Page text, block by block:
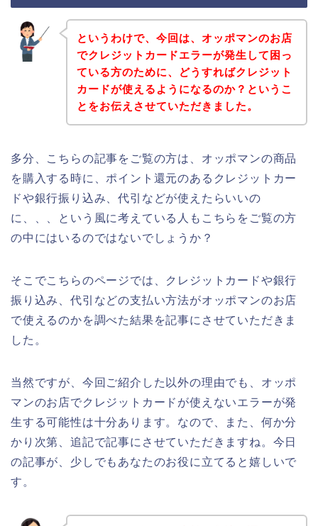
というわけで、今回は、オッポマンのお店
でクレジットカードエラーが発生して困っ
ている方のために、どうすればクレジット
カードが使えるようになるのか？というこ
とをお伝えさせていただきました。
多分、こちらの記事をご覧の方は、オッポマンの商品
を購入する時に、ポイント還元のあるクレジットカー
ドや銀行振り込み、代引などが使えたらいいの
に、、、という風に考えている人もこちらをご覧の方
の中にはいるのではないでしょうか？
そこでこちらのページでは、クレジットカードや銀行
振り込み、代引などの支払い方法がオッポマンのお店
で使えるのかを調べた結果を記事にさせていただきま
した。
当然ですが、今回ご紹介した以外の理由でも、オッポ
マンのお店でクレジットカードが使えないエラーが発
生する可能性は十分あります。なので、また、何か分
かり次第、追記で記事にさせていただきますね。今日
の記事が、少しでもあなたのお役に立てると嬉しいで
す。